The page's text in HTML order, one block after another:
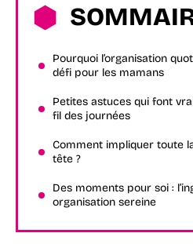
Pourquoi l’organisation
défi pour les mamans
Petites astuces qui font
fil des journées
Comment impliquer toute
tête ?
Des moments pour soi :
organisation sereine